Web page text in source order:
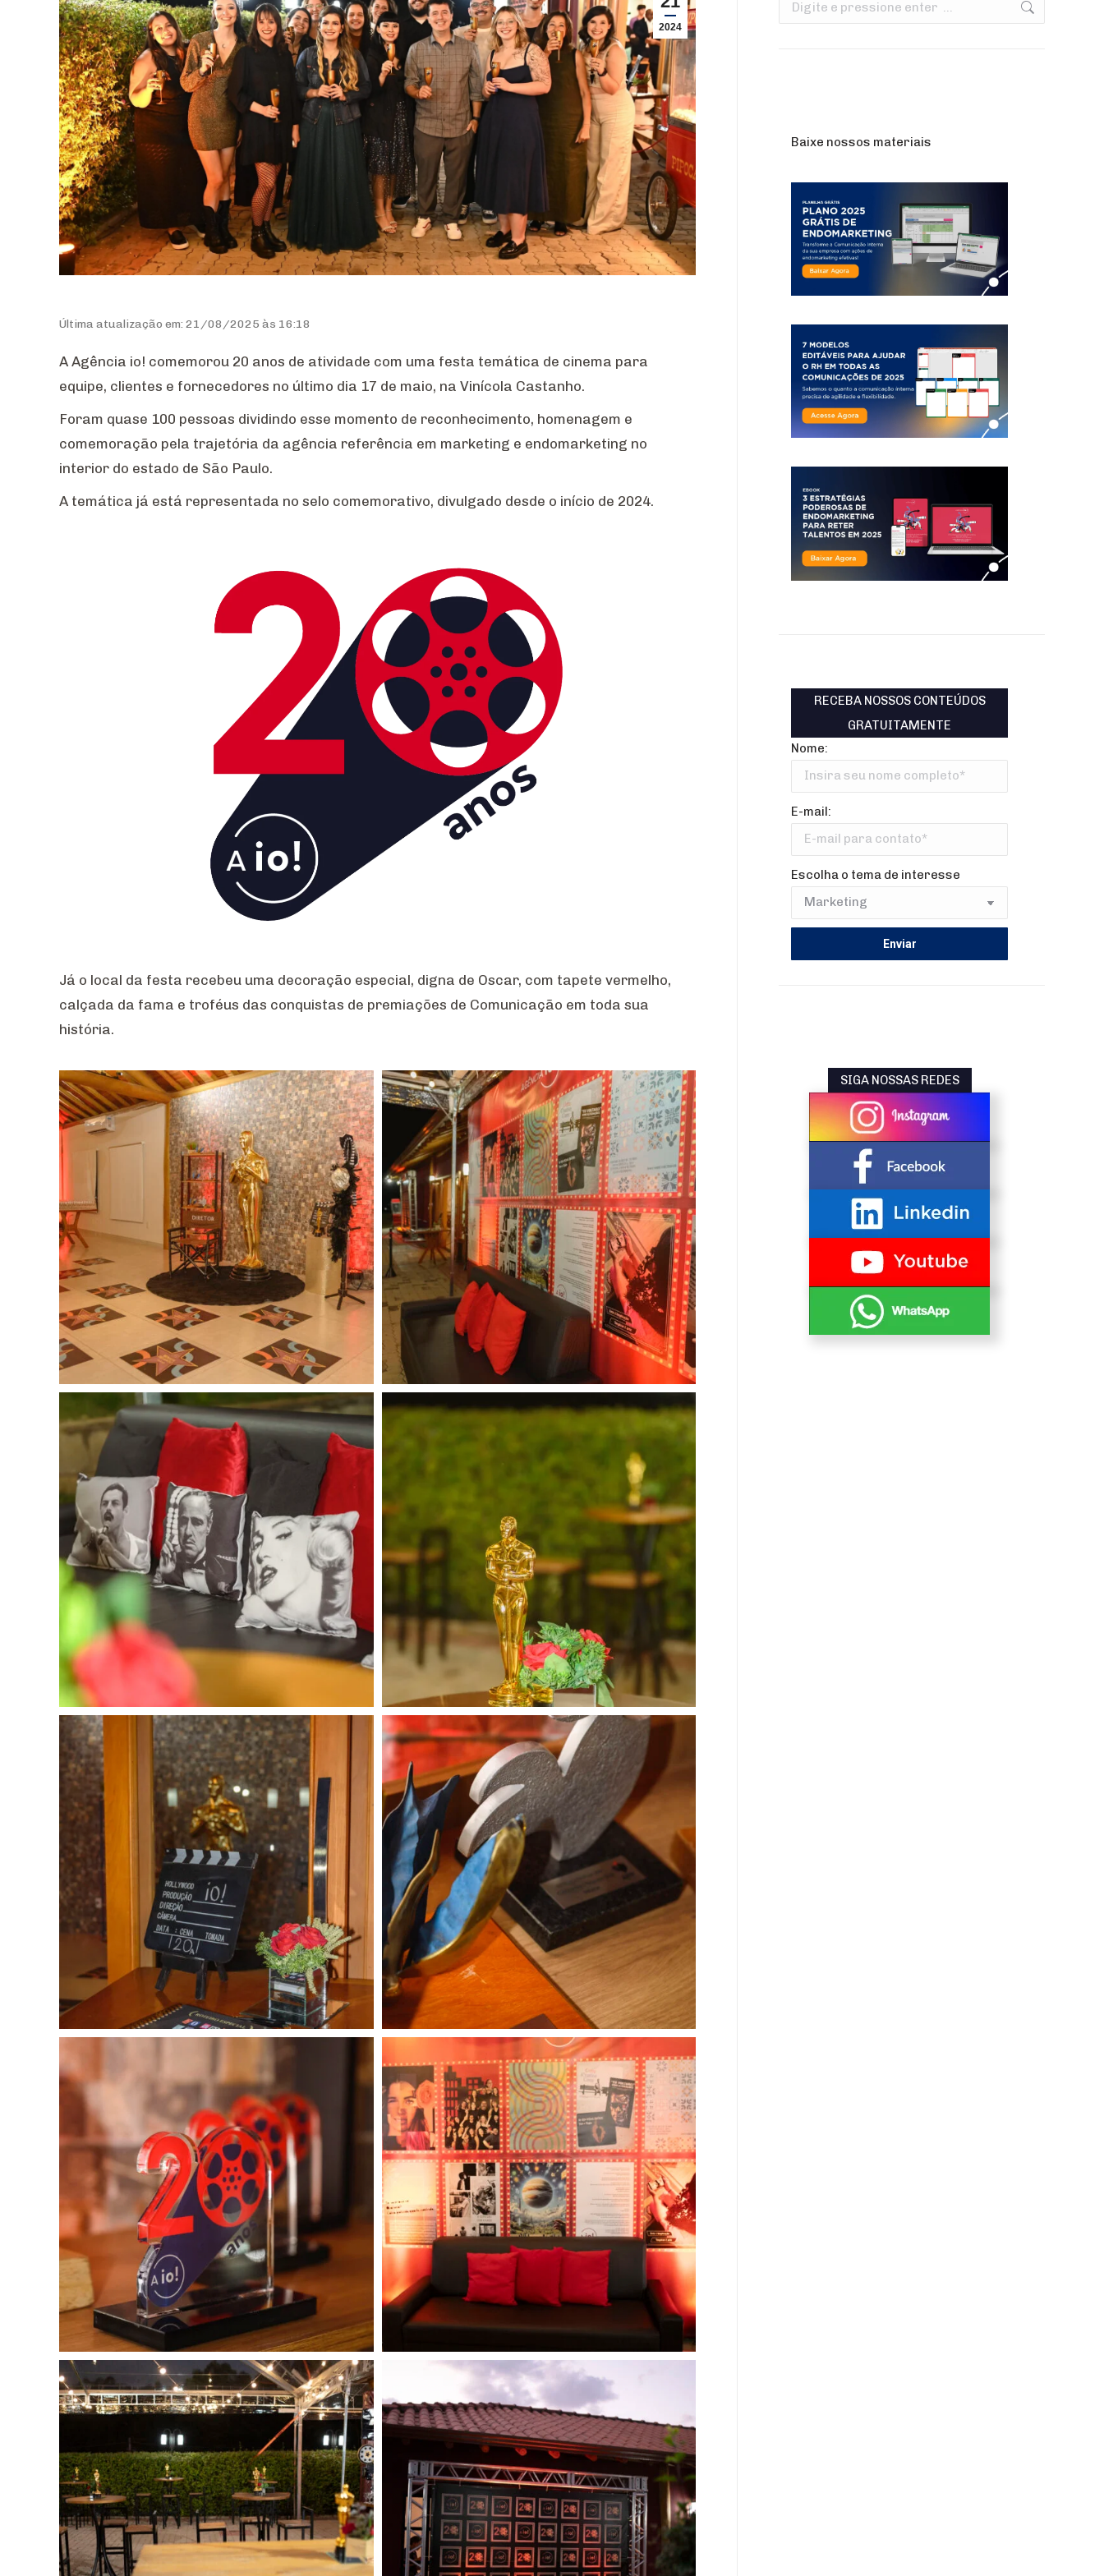
2024
Última atualização em: 21/08/2025 às 16:18
A Agência io! comemorou 20 anos de atividade com uma festa temática de cinema para
equipe, clientes e fornecedores no último dia 17 de maio, na Vinícola Castanho.
Foram quase 100 pessoas dividindo esse momento de reconhecimento, homenagem e
comemoração pela trajetória da agência referência em marketing e endomarketing no
interior do estado de São Paulo.
A temática já está representada no selo comemorativo, divulgado desde o início de 2024.
Já o local da festa recebeu uma decoração especial, digna de Oscar, com tapete vermelho,
calçada da fama e troféus das conquistas de premiações de Comunicação em toda sua
história.
Baixe nossos materiais
RECEBA NOSSOS CONTEÚDOS
GRATUITAMENTE
Nome:
E-mail:
Escolha o tema de interesse
SIGA NOSSAS REDES